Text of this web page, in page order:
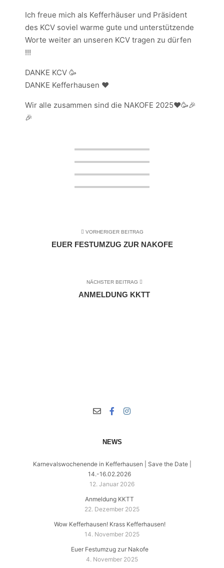
Ich freue mich als Kefferhäuser und Präsident
des KCV soviel warme gute und unterstützende
Worte weiter an unseren KCV tragen zu dürfen
!!!
DANKE KCV 🥳
DANKE Kefferhausen ❤️
Wir alle zusammen sind die NAKOFE 2025❤️🥳🎉
🎉
VORHERIGER BEITRAG
EUER FESTUMZUG ZUR NAKOFE
NÄCHSTER BEITRAG
ANMELDUNG KKTT
NEWS
Karnevalswochenende in Kefferhausen | Save the Date |
14.-16.02.2026
12. Januar 2026
Anmeldung KKTT
22. Dezember 2025
Wow Kefferhausen! Krass Kefferhausen!
14. November 2025
Euer Festumzug zur Nakofe
4. November 2025